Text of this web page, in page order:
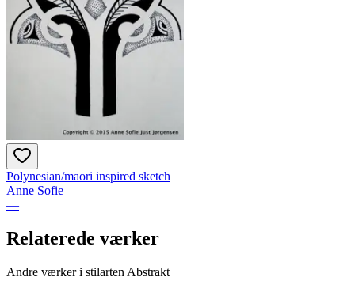
Polynesian/maori inspired sketch
Anne Sofie
—
Relaterede værker
Andre værker i stilarten Abstrakt